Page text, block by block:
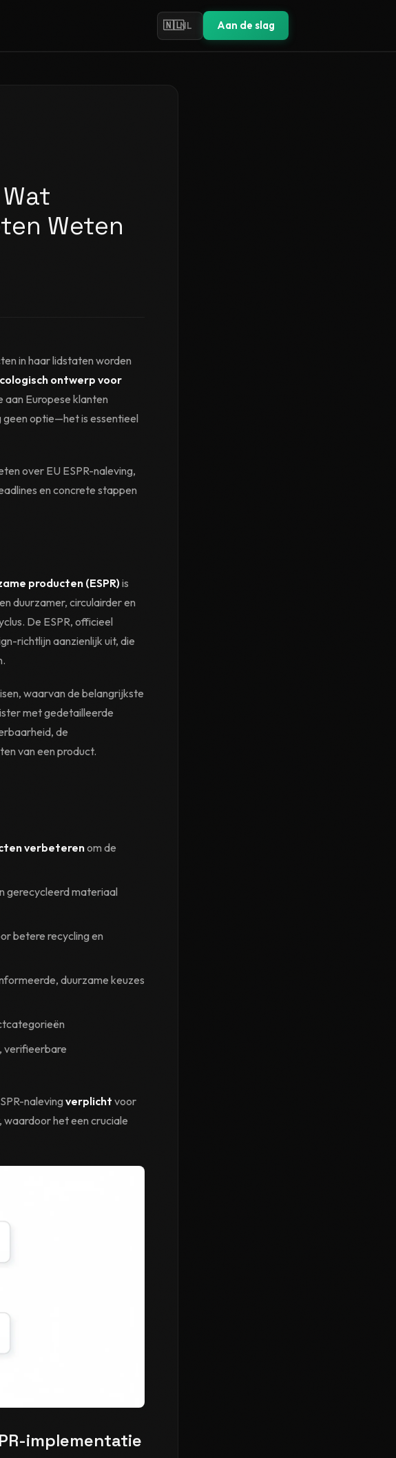
🇳🇱NL Aan de slag
Weten
in haar lidstaten worden
ontwerp voor
aan Europese klanten
geen optie—het is essentieel
over EU ESPR-naleving,
en concrete stappen
producten (ESPR)is
duurzamer, circulairder en
De ESPR, officieel
richtlijn aanzienlijk uit, die
waarvan de belangrijkste
met gedetailleerde
de
van een product.
verbeterenom de
gerecycleerd materiaal
betere recycling en
duurzame keuzes
verifieerbare
naleving verplicht voor
het een cruciale
implementatie